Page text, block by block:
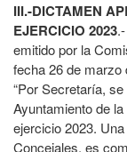
III.-DICTAMEN
EJERCICIO 2023
emitido por la
fecha 26 de marzo
“Por Secretaría,
Ayuntamiento de
ejercicio 2023.
Concejales, es